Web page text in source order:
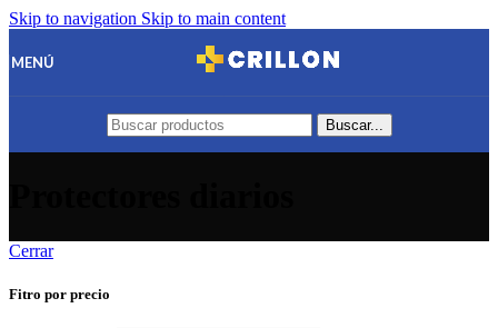
Skip to navigation Skip to main content
MENÚ
Buscar...
Cerrar
Fitro por precio